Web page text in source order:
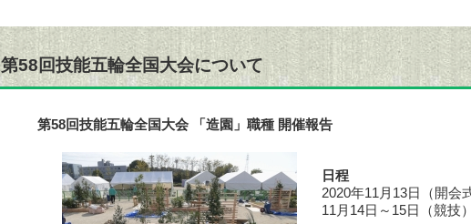
第58回技能五輪全国大会について
第58回技能五輪全国大会 「造園」職種 開催報告
日程
2020年11月13日（開会
11月14日～15日（競技